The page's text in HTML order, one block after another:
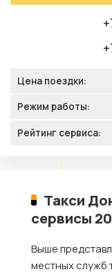
Цена поездки:
Режим работы:
Рейтинг сервиса:
Такси
сервисы
Выше
местных служб